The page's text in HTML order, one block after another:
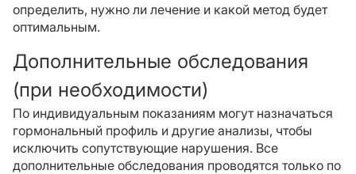
определить, нужно ли лечение и какой метод будет
оптимальным.
Дополнительные обследования
(при необходимости)
По индивидуальным показаниям могут назначаться
гормональный профиль и другие анализы, чтобы
исключить сопутствующие нарушения. Все
дополнительные обследования проводятся только по